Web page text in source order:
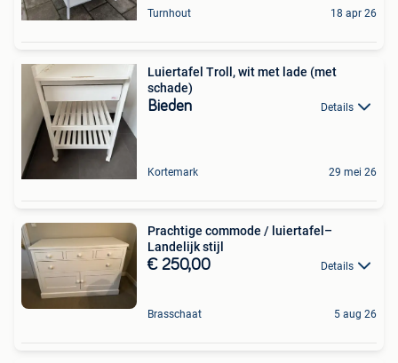
Turnhout 18 apr 26
Luiertafel Troll, wit met lade (met
schade)
Bieden Details
Kortemark 29 mei 26
Prachtige commode / luiertafel–
Landelijk stijl
€ 250,00 Details
Brasschaat 5 aug 26